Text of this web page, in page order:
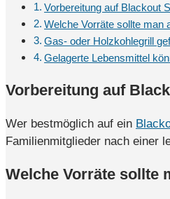
Vorbereitung auf Blackout
Welche Vorräte sollte man
Gas- oder Holzkohlegrill
Gelagerte Lebensmittel
Vorbereitung auf
Wer bestmöglich auf ein
Familienmitglieder nach einer
Welche Vorräte sollte